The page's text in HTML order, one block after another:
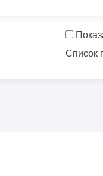
Список